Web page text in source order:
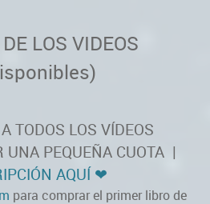
LOS VIDEOS
TODOS LOS VÍDEOS
UNA PEQUEÑA CUOTA |
AQUÍ ❤
para comprar el primer libro de